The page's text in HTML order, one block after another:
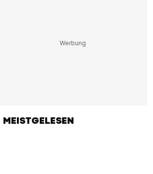
MEISTGELESEN